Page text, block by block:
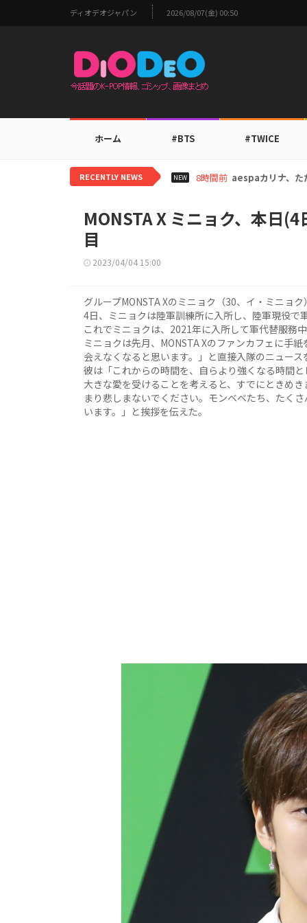
ディオデオジャパン 2026/08/07(金) 00:50
ホーム #BTS #TWICE
RECENTLY NEWS NEW 10時間前 TWICEモモ、家
MONSTA X ミニョク、本日
目
2023/04/04 15:00
グループMONSTA Xのミニョク（30、イ・ミニョ
4日、ミニョクは陸軍訓練所に入所し、陸軍現役で
これでミニョクは、2021年に入所して軍代替服務
ミニョクは先月、MONSTA Xのファンカフェに手
会えなくなると思います。」と直接入隊のニュース
彼は「これからの時間を、自らより強くなる時間
大きな愛を受けることを考えると、すでにときめ
まり悲しまないでください。モンベベたち、たく
います。」と挨拶を伝えた。